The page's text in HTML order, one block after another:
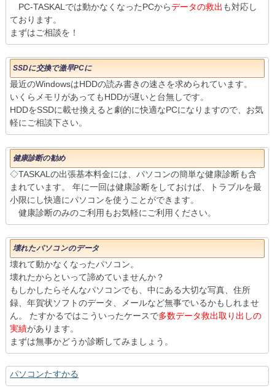
PC-TASKALでは動かなくなったPCからデータの救出 も対応し
ております。
まずはご相談を！
SSDに交換で激早PCに
最近のWindowsはHDDの読み書きの速さを求められています。
いくらメモリがあってもHDDが遅いと台無しです。
HDDをSSDに載せ換えると劇的に快適なPCになりますので、お気
軽にご相談下さい。
健康診断の勧め
◇TASKALの出張基本料金には、パソコンの簡単な健康診断も含
まれています。 年に一回は健康診断をしておけば、トラブルを最
小限にし快適にパソコンを使うことができます。
健康診断のみのご利用もお気軽にご利用ください。
壊れたパソコンのデータ
壊れて動かなくなったパソコン。
壊れたからといって諦めていませんか？
もしかしたらそんなパソコンでも、中にある大切な写真、住所
録、年賀状ソフトのデータ、メールなど無事でいるかもしれませ
ん。 たすかるではこういったケースで多数データ救出取り出しの
実績があります。
まずは無事かどうか診断してみましょう。
パソコンたすかる